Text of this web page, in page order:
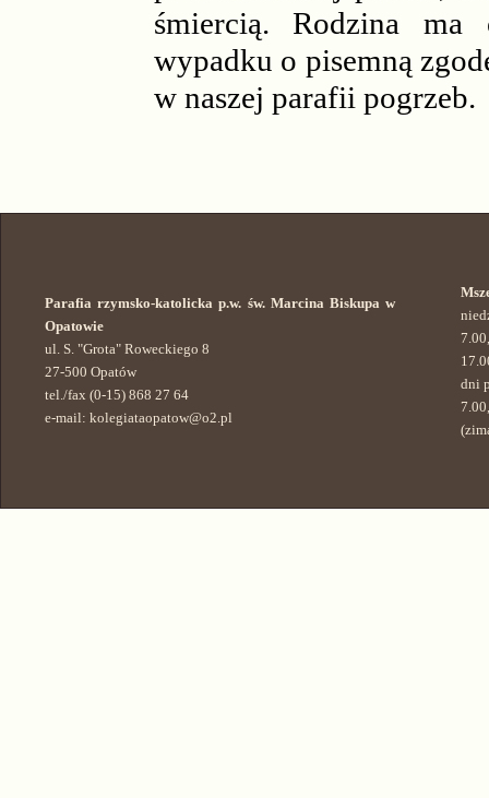
śmiercią. Rodzina
wypadku o pisemną
w naszej parafii pogrzeb.
Parafia rzymsko-katolicka p.w. św. Marcina Biskupa w
Opatowie
ul. S. "Grota" Roweckiego 8
27-500 Opatów
tel./fax (0-15) 868 27 64
e-mail: kolegiataopatow@o2.pl
dni